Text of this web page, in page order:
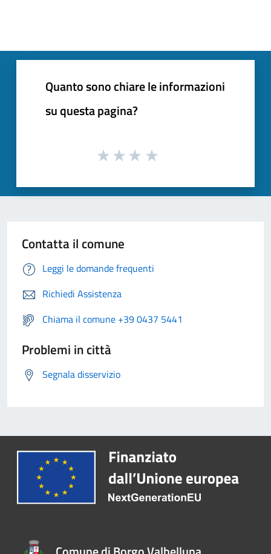
Quanto sono chiare le informazioni
su questa pagina?
Contatta il comune
Leggi le domande frequenti
Richiedi Assistenza
Chiama il comune +39 0437 5441
Problemi in città
Segnala disservizio